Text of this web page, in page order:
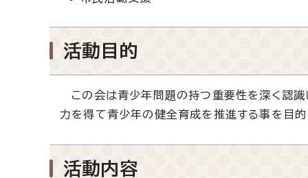
活動目的
この会は青少年問題の持つ重要性を深く認識
力を得て青少年の健全育成を推進する事を目的
活動内容